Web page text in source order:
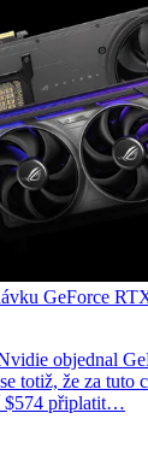
GeForce
objednal
totiž, že za tuto
$574 připlatit…